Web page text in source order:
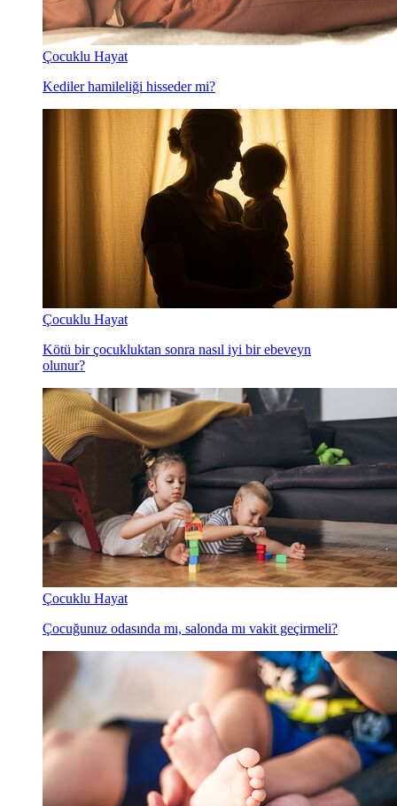
Çocuklu Hayat
Kediler hamileliği hisseder mi?
Çocuklu Hayat
Kötü bir çocukluktan sonra nasıl iyi bir ebeveyn
olunur?
Çocuklu Hayat
Çocuğunuz odasında mı, salonda mı vakit geçirmeli?